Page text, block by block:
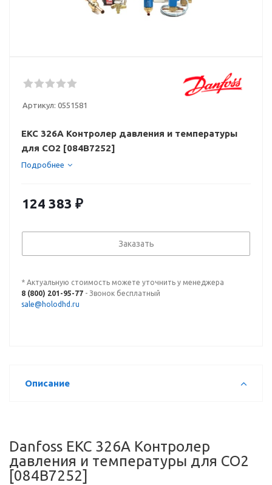
Артикул: 0551581
EKC 326A Контролер давления и температуры
для СО2 [084B7252]
Подробнее
124 383 ₽
Заказать
* Актуальную стоимость можете уточнить у менеджера
8 (800) 201-95-77 - Звонок бесплатный
sale@holodhd.ru
Описание
Danfoss EKC 326A Контролер
давления и температуры для СО2
[084B7252]